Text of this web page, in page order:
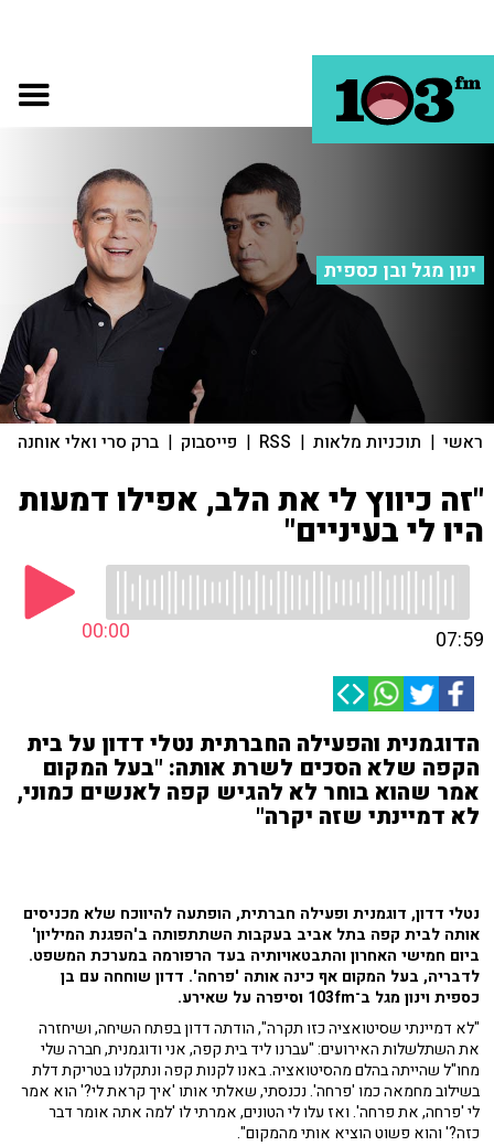
ינון מגל ובן כספית
ראשי | תוכניות מלאות |
RSS
| פייסבוק | ברק סרי ואלי אוחנה
"זה כיווץ לי את הלב, אפילו דמעות
היו לי בעיניים"
00:00 07:59
הדוגמנית והפעילה החברתית נטלי דדון על בית
הקפה שלא הסכים לשרת אותה: "בעל המקום
אמר שהוא בוחר לא להגיש קפה לאנשים כמוני,
לא דמיינתי שזה יקרה"
נטלי דדון, דוגמנית ופעילה חברתית, הופתעה להיווכח שלא מכניסים
אותה לבית קפה בתל אביב בעקבות השתתפותה ב'הפגנת המיליון'
ביום חמישי האחרון והתבטאויותיה בעד הרפורמה במערכת המשפט.
לדבריה, בעל המקום אף כינה אותה 'פרחה'. דדון שוחחה עם בן
כספית וינון מגל ב־103fm וסיפרה על שאירע.
"לא דמיינתי שסיטואציה כזו תקרה", הודתה דדון בפתח השיחה, ושיחזרה
את השתלשלות האירועים: "עברנו ליד בית קפה, אני ודוגמנית, חברה שלי
מחו"ל שהייתה בהלם מהסיטואציה. באנו לקנות קפה ונתקלנו בטריקת דלת
בשילוב מחמאה כמו 'פרחה'. נכנסתי, שאלתי אותו 'איך קראת לי?' הוא אמר
לי 'פרחה, את פרחה'. ואז עלו לי הטונים, אמרתי לו 'למה אתה אומר דבר
כזה?' והוא פשוט הוציא אותי מהמקום".